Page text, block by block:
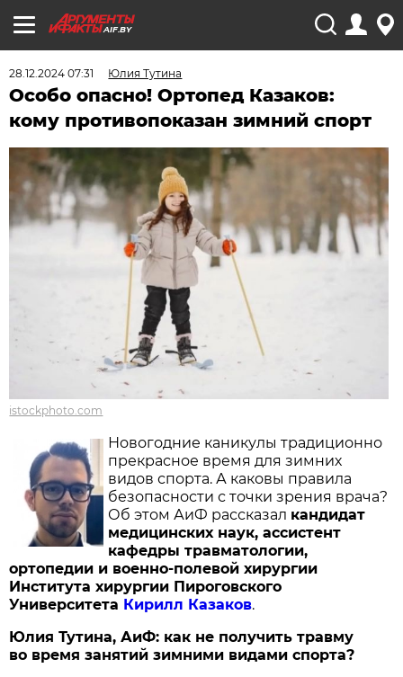
AIF.BY
28.12.2024 07:31 Юлия Тутина
Особо опасно! Ортопед Казаков:
кому противопоказан зимний спорт
istockphoto.com
Новогодние каникулы традиционно
прекрасное время для зимних
видов спорта. А каковы правила
безопасности с точки зрения врача?
Об этом АиФ рассказал кандидат
медицинских наук, ассистент
кафедры травматологии,
ортопедии и военно-полевой хирургии
Института хирургии Пироговского
Университета Кирилл Казаков.
Юлия Тутина, АиФ: как не получить травму
во время занятий зимними видами спорта?